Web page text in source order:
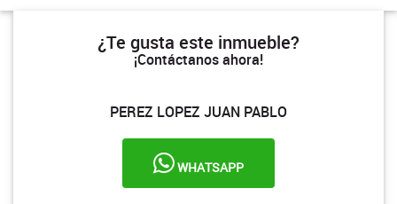
¿Te gusta este inmueble?
¡Contáctanos ahora!
PEREZ LOPEZ JUAN PABLO
WHATSAPP